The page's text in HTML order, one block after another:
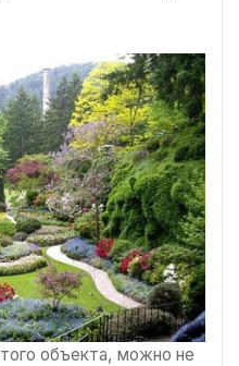
объекта, можно не